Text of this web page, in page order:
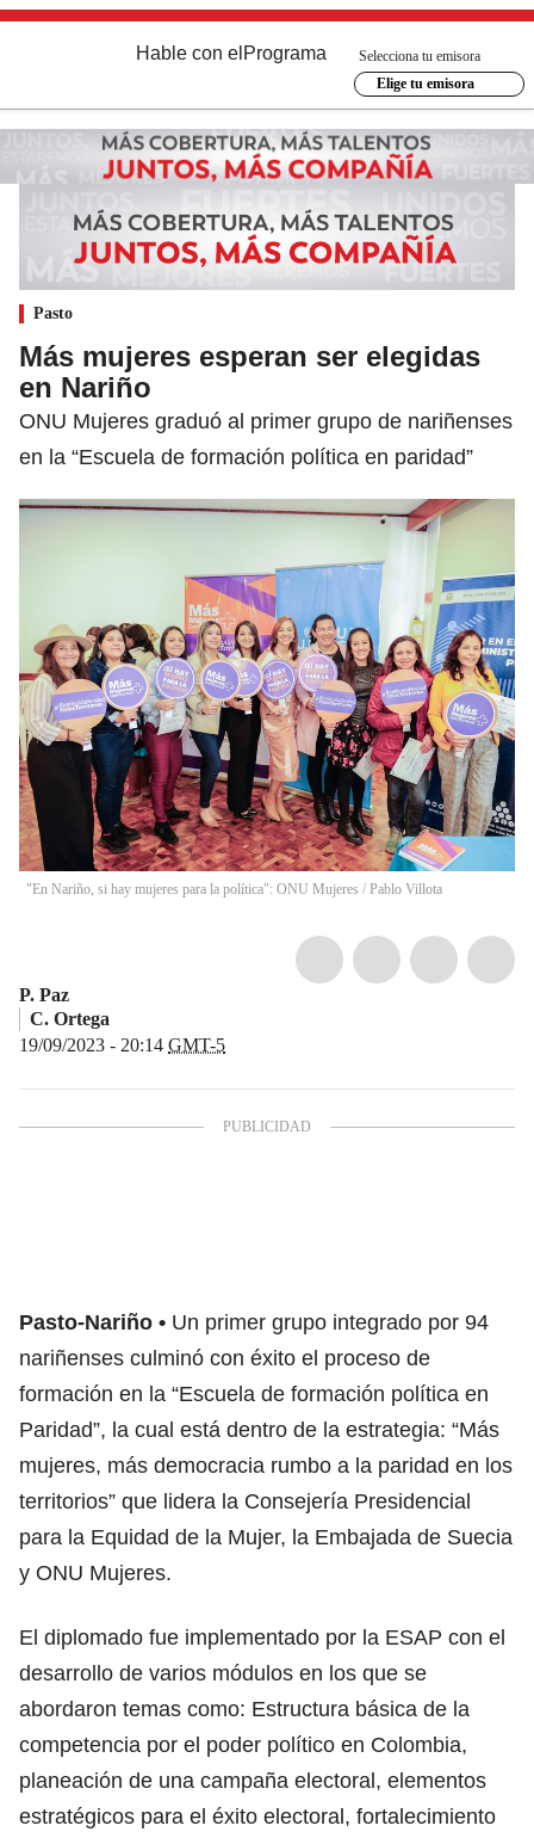
Hable con el Programa
Selecciona tu emisora
Elige tu emisora
Pasto
Más mujeres esperan ser elegidas
en Nariño
ONU Mujeres graduó al primer grupo de nariñenses
en la “Escuela de formación política en paridad”
"En Nariño, si hay mujeres para la política": ONU Mujeres / Pablo Villota
P. Paz
C. Ortega
19/09/2023 - 20:14 GMT-5
Pasto-Nariño
Un primer grupo integrado por 94
nariñenses culminó con éxito el proceso de
formación en la “Escuela de formación política en
Paridad”, la cual está dentro de la estrategia: “Más
mujeres, más democracia rumbo a la paridad en los
territorios” que lidera la Consejería Presidencial
para la Equidad de la Mujer, la Embajada de Suecia
y ONU Mujeres.
El diplomado fue implementado por la ESAP con el
desarrollo de varios módulos en los que se
abordaron temas como: Estructura básica de la
competencia por el poder político en Colombia,
planeación de una campaña electoral, elementos
estratégicos para el éxito electoral, fortalecimiento